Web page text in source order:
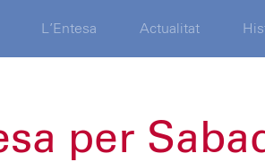
L’Entesa Actualitat
per